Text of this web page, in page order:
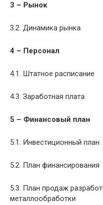
3 – Рынок
3.2. Динамика рынка
4 – Персонал
4.1. Штатное расписание
4.3. Заработная плата
5 – Финансовый план
5.1. Инвестиционный план
5.2. План финансирования
5.3. План продаж
металлообработки